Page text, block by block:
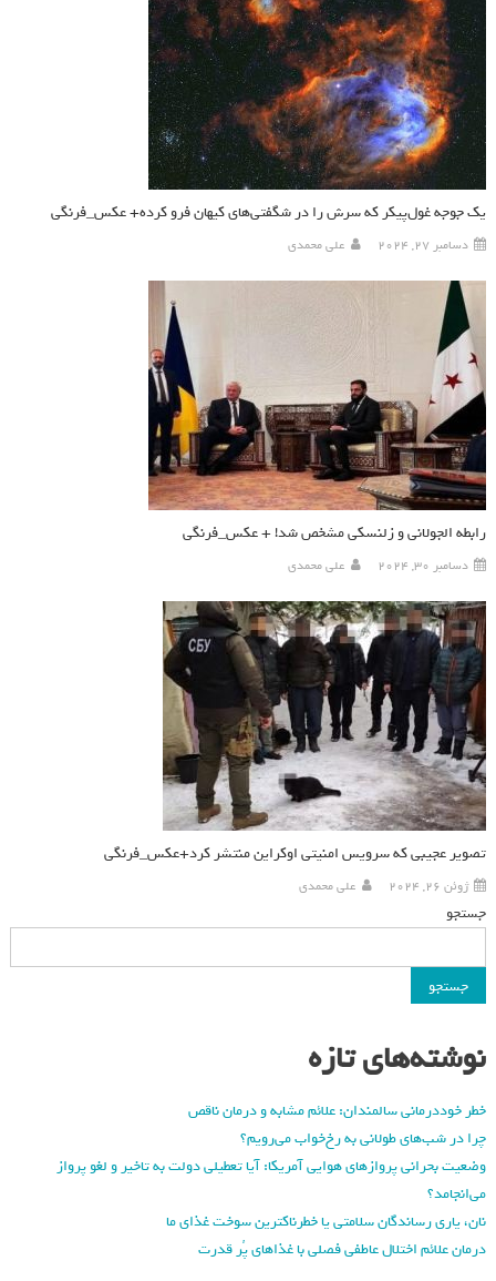
یک جوجه غول‌پیکر که سرش را در شگفتی‌های کیهان فرو کرده+ عکس_فرنگی
دسامبر 27, 2024 علی محمدی
رابطه الجولانی و زلنسکی مشخص شد! + عکس_فرنگی
دسامبر 30, 2024 علی محمدی
تصویر عجیبی که سرویس امنیتی اوکراین منتشر کرد+عکس_فرنگی
ژوئن 26, 2024 علی محمدی
جستجو
جستجو
نوشته‌های تازه
خطر خوددرمانی سالمندان: علائم مشابه و درمان ناقص
چرا در شب‌های طولانی به رخ‌خواب می‌رویم؟
وضعیت بحرانی پروازهای هوایی آمریکا: آیا تعطیلی دولت به تاخیر و لغو پرواز
می‌انجامد؟
نان، یاری رساندگان سلامتی یا خطرناکترین سوخت غذای ما
درمان علائم اختلال عاطفی فصلی با غذاهای پُر قدرت